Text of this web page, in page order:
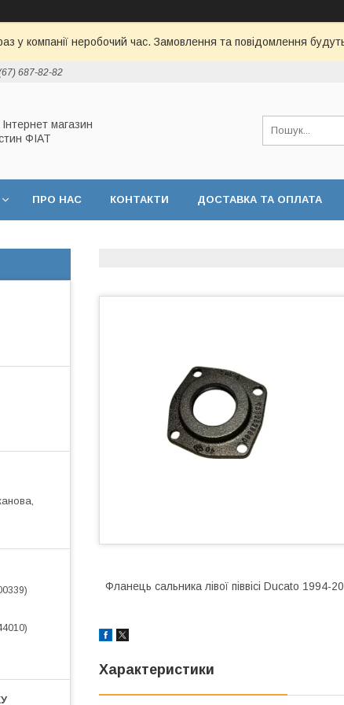
у компанії неробочий час. Замовлення та повідомлення
687-82-82
магазин
ФІАТ
ПРО НАС КОНТАКТИ ДОСТАВКА ТА ОПЛАТА
Фланець сальника лівої піввісі Ducato 1994-
Характеристики